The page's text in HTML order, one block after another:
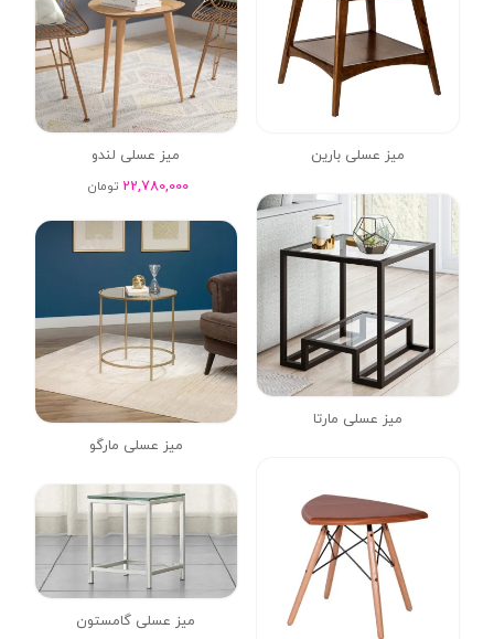
میز عسلی بارین
میز عسلی لندو
22,780,000 تومان
میز عسلی مارتا
میز عسلی مارگو
میز عسلی گامستون